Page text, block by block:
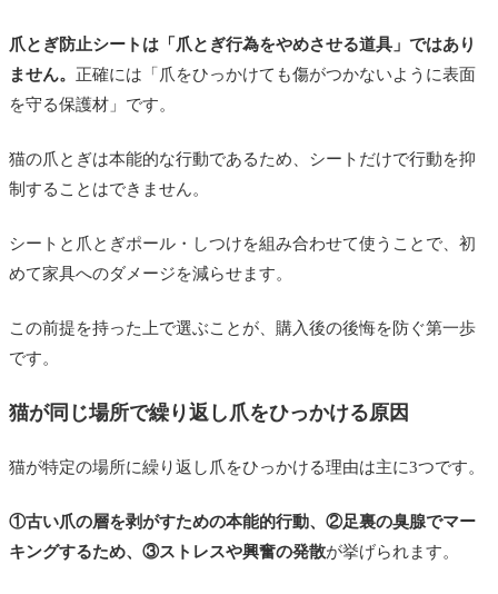
爪とぎ防止シートは「爪とぎ行為をやめさせる道具」ではあり
ません。 正確には「爪をひっかけても傷がつかないように表面
を守る保護材」です。
猫の爪とぎは本能的な行動であるため、シートだけで行動を抑
制することはできません。
シートと爪とぎポール・しつけを組み合わせて使うことで、初
めて家具へのダメージを減らせます。
この前提を持った上で選ぶことが、購入後の後悔を防ぐ第一歩
です。
猫が同じ場所で繰り返し爪をひっかける原因
猫が特定の場所に繰り返し爪をひっかける理由は主に3つです。
①古い爪の層を剥がすための本能的行動、②足裏の臭腺でマー
キングするため、③ストレスや興奮の発散が挙げられます。